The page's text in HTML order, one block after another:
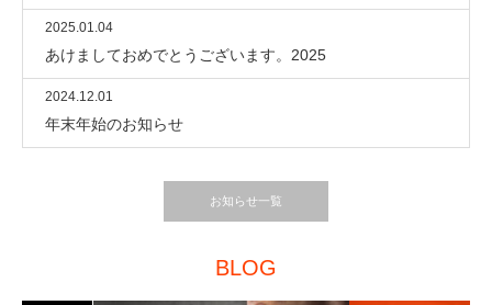
2025.01.04
あけましておめでとうございます。2025
2024.12.01
年末年始のお知らせ
お知らせ一覧
BLOG